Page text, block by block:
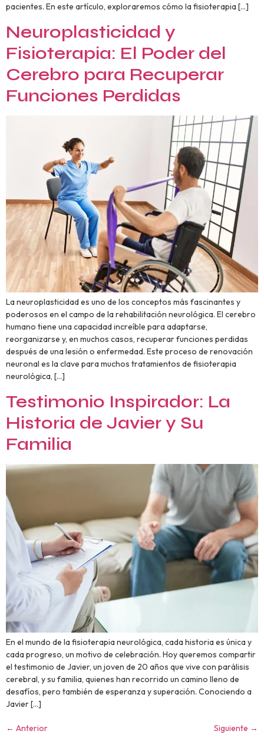
pacientes. En este artículo, exploraremos cómo la fisioterapia […]
Neuroplasticidad y
Fisioterapia: El Poder del
Cerebro para Recuperar
Funciones Perdidas
La neuroplasticidad es uno de los conceptos más fascinantes y
poderosos en el campo de la rehabilitación neurológica. El cerebro
humano tiene una capacidad increíble para adaptarse,
reorganizarse y, en muchos casos, recuperar funciones perdidas
después de una lesión o enfermedad. Este proceso de renovación
neuronal es la clave para muchos tratamientos de fisioterapia
neurológica, […]
Testimonio Inspirador: La
Historia de Javier y Su
Familia
En el mundo de la fisioterapia neurológica, cada historia es única y
cada progreso, un motivo de celebración. Hoy queremos compartir
el testimonio de Javier, un joven de 20 años que vive con parálisis
cerebral, y su familia, quienes han recorrido un camino lleno de
desafíos, pero también de esperanza y superación. Conociendo a
Javier […]
← Anterior Siguiente →